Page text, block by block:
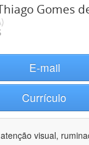
Gomes
E-mail
Currículo
atenção visual,